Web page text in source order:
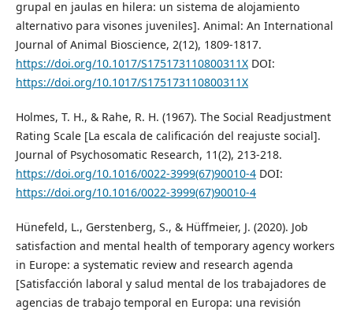
grupal en jaulas en hilera: un sistema de alojamiento
alternativo para visones juveniles]. Animal: An International
Journal of Animal Bioscience, 2(12), 1809-1817.
https://doi.org/10.1017/S175173110800311XDOI:
https://doi.org/10.1017/S175173110800311X
Holmes, T. H., & Rahe, R. H. (1967). The Social Readjustment
Rating Scale [La escala de calificación del reajuste social].
Journal of Psychosomatic Research, 11(2), 213-218.
https://doi.org/10.1016/0022-3999(67)90010-4DOI:
https://doi.org/10.1016/0022-3999(67)90010-4
Hünefeld, L., Gerstenberg, S., & Hüffmeier, J. (2020). Job
satisfaction and mental health of temporary agency workers
in Europe: a systematic review and research agenda
[Satisfacción laboral y salud mental de los trabajadores de
agencias de trabajo temporal en Europa: una revisión